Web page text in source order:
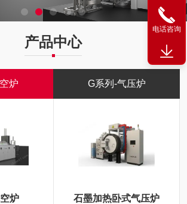
产品中心
炉 G系列-气压炉
炉 石墨加热卧式气压炉
电话咨询